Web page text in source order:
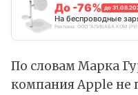
До -76% до
На беспроводные
Реклама. ООО "АЛИБАБА.КОМ
По словам Марка
компания Apple не